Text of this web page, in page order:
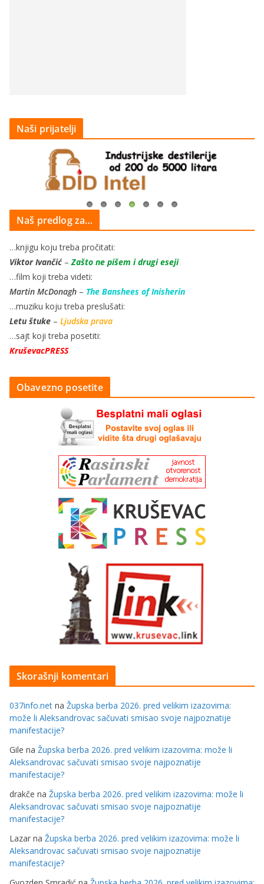
Naši prijatelji
Naš predlog za…
…knjigu koju treba pročitati:
Viktor Ivančić–Zašto ne pišem i drugi eseji
…film koji treba videti:
Martin McDonagh – The Banshees of Inisherin
…muziku koju treba preslušati:
Letu štuke – Ljudska prava
…sajt koji treba posetiti:
KruševacPRESS
Obavezno posetite
Skorašnji komentari
037info.net na Župska berba 2026. pred velikim izazovima:
može li Aleksandrovac sačuvati smisao svoje najpoznatije
manifestacije?
Gile na Župska berba 2026. pred velikim izazovima: može li
Aleksandrovac sačuvati smisao svoje najpoznatije
manifestacije?
drakče na Župska berba 2026. pred velikim izazovima: može li
Aleksandrovac sačuvati smisao svoje najpoznatije
manifestacije?
Lazar na Župska berba 2026. pred velikim izazovima: može li
Aleksandrovac sačuvati smisao svoje najpoznatije
manifestacije?